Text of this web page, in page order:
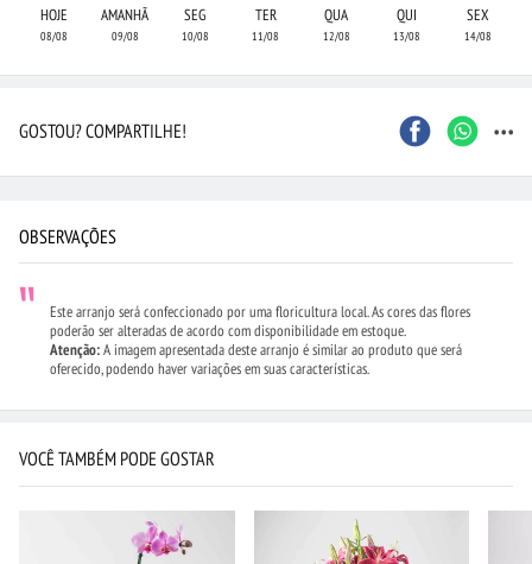
HOJE
08/08
AMANHÃ
09/08
SEG
10/08
TER
11/08
QUA
12/08
QUI
13/08
SEX
14/08
GOSTOU? COMPARTILHE! ...
OBSERVAÇÕES
Este arranjo será confeccionado por uma floricultura local. As cores das flores
poderão ser alteradas de acordo com disponibilidade em estoque.
Atenção:A imagem apresentada deste arranjo é similar ao produto que será
oferecido, podendo haver variações em suas características.
VOCÊ TAMBÉM PODE GOSTAR